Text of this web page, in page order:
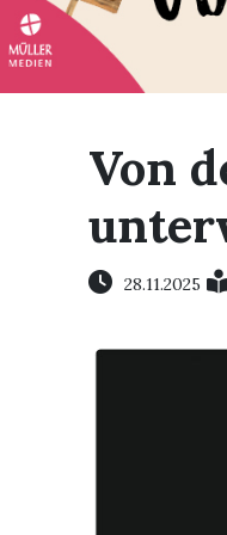
Von
28.11.2025